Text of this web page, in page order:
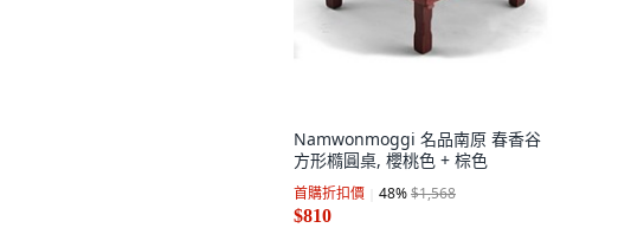
Namwonmoggi 名品南原 春香谷
方形橢圓桌, 櫻桃色 + 棕色
首購折扣價 48%$1,568
$810